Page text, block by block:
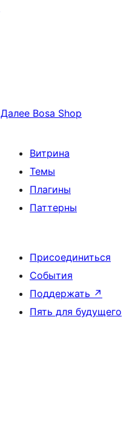
Далее Bosa Shop
Витрина
Темы
Плагины
Паттерны
Присоединиться
События
Поддержать ↗
Пять для будущего